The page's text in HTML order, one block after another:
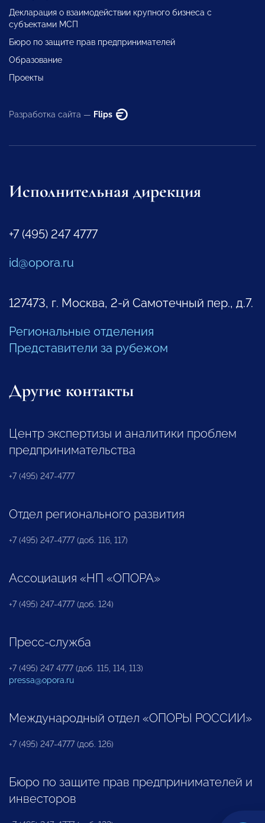
Декларация о взаимодействии крупного бизнеса с
субъектами МСП
Бюро по защите прав предпринимателей
Образование
Проекты
Разработка сайта — Flips
Исполнительная дирекция
+7 (495) 247 4777
id@opora.ru
127473, г. Москва, 2-й Самотечный пер., д.7.
Региональные отделения
Представители за рубежом
Другие контакты
Центр экспертизы и аналитики проблем
предпринимательства
+7 (495) 247-4777
Отдел регионального развития
+7 (495) 247-4777 (доб. 116, 117)
Ассоциация «НП «ОПОРА»
+7 (495) 247-4777 (доб. 124)
Пресс-служба
+7 (495) 247 4777 (доб. 115, 114, 113)
pressa@opora.ru
Международный отдел «ОПОРЫ РОССИИ»
+7 (495) 247-4777 (доб. 126)
Бюро по защите прав предпринимателей и
инвесторов